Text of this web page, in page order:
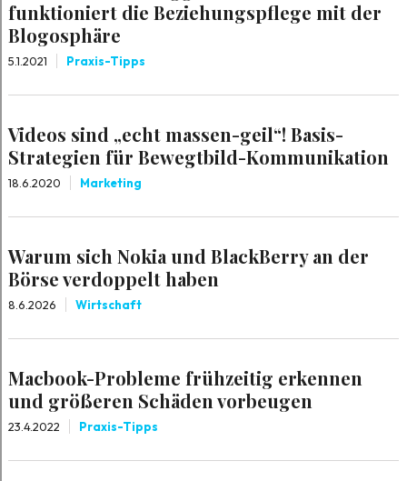
funktioniert die Beziehungspflege mit der
Blogosphäre
5.1.2021 Praxis-Tipps
Videos sind „echt massen-geil“! Basis-
Strategien für Bewegtbild-Kommunikation
18.6.2020 Marketing
Warum sich Nokia und BlackBerry an der
Börse verdoppelt haben
8.6.2026 Wirtschaft
Macbook-Probleme frühzeitig erkennen
und größeren Schäden vorbeugen
23.4.2022 Praxis-Tipps